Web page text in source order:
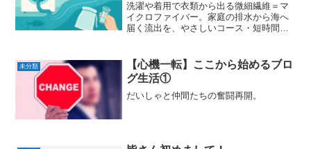
洗濯や着用で衣類から出る微細繊維＝マ
イクロファイバー。家庭の排水から海へ
届く流出を、やさしいコース・短時間・
します。
未分類
【心機一転】ここから始めるブロ
グ生活①
だいしゃと仲間たちの奮闘再開。